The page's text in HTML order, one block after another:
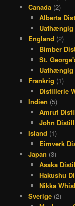
Canada(2)
Alberta
Uafhængig
England (2)
Bimber
St.
Uafhængig
Frankrig (1)
Distillerie
Indien (5)
Amrut
John
Island (1)
Eimverk
Japan (3)
Asaka
Hakushu
Nikka
Sverige(2)